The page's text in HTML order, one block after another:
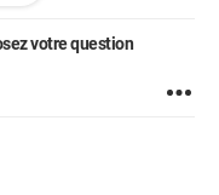
connexion.php
? Voici le code :
votre question